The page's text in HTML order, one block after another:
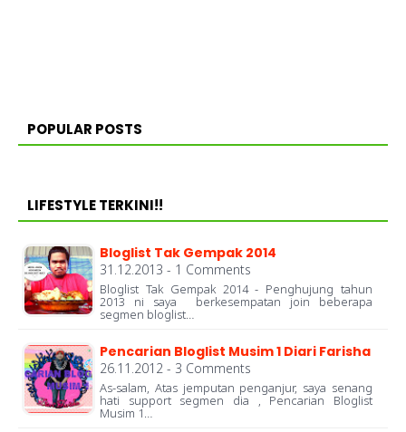
POPULAR POSTS
LIFESTYLE TERKINI!!
Bloglist Tak Gempak 2014
31.12.2013 - 1 Comments
Bloglist Tak Gempak 2014 - Penghujung tahun
2013 ni saya berkesempatan join beberapa
segmen bloglist…
Pencarian Bloglist Musim 1 Diari Farisha
26.11.2012 - 3 Comments
As-salam, Atas jemputan penganjur, saya senang
hati support segmen dia , Pencarian Bloglist
Musim 1…